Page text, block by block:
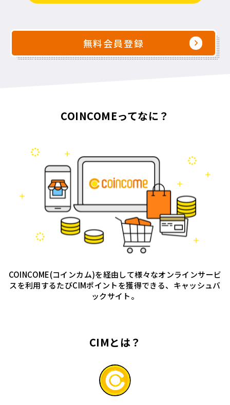
無料会員登録
COINCOMEってなに？
COINCOME(コインカム)を経由して様々なオンラインサービ
スを利用するたびCIMポイントを獲得できる、キャッシュバ
ックサイト。
CIMとは？